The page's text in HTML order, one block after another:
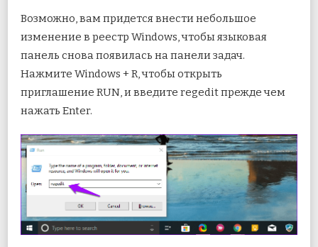
Возможно, вам придется внести небольшое
изменение в реестр Windows, чтобы языковая
панель снова появилась на панели задач.
Нажмите Windows + R, чтобы открыть
приглашение RUN, и введите regedit прежде чем
нажать Enter.